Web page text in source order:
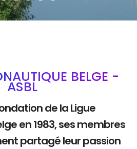
BELGE -
ASBL
de la Ligue
en 1983, ses membres
partagé leur passion